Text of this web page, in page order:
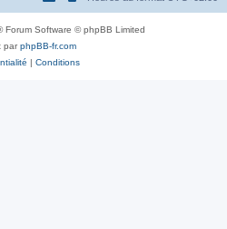
Forum Software © phpBB Limited
parphpBB-fr.com
| Conditions